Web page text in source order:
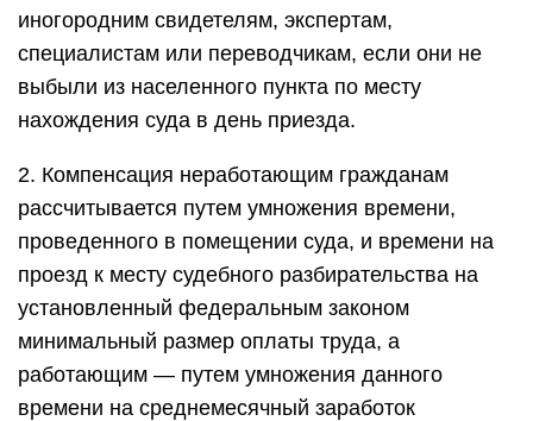
иногородним свидетелям, экспертам,
специалистам или переводчикам, если они не
выбыли из населенного пункта по месту
нахождения суда в день приезда.
2. Компенсация неработающим гражданам
рассчитывается путем умножения времени,
проведенного в помещении суда, и времени на
проезд к месту судебного разбирательства на
установленный федеральным законом
минимальный размер оплаты труда, а
работающим — путем умножения данного
времени на среднемесячный заработок